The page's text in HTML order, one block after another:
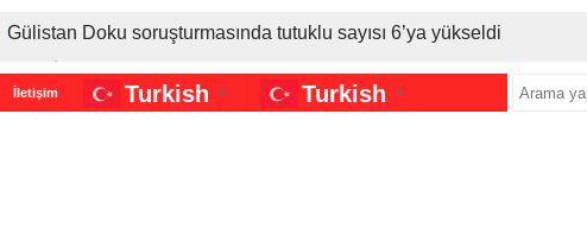
Gülistan Doku soruşturmasında tutuklu sayısı 6’ya yükseldi
ABD-İran gerilimi Türkiye’yi vurdu: Motorine tüm zamanların en büyük
Bir sigara grubuna daha zam geldi
İletişim Turkish ▼ Turkish ▼